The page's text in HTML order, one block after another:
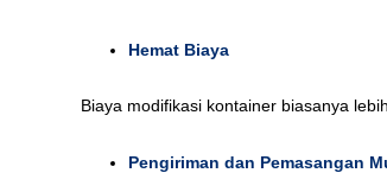
Hemat Biaya
Biaya modifikasi kontainer biasanya
Pengiriman dan Pemasangan